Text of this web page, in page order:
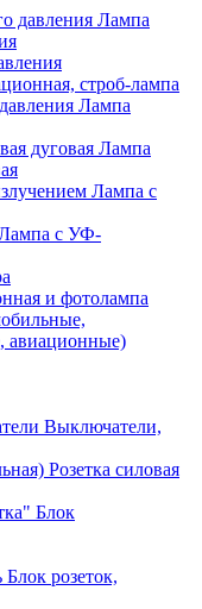
Лампа
строб-лампа
Лампа
Лампа
Лампа с
с УФ-
и фотолампа
авиационные)
Выключатели,
Розетка силовая
Блок
Блок розеток,